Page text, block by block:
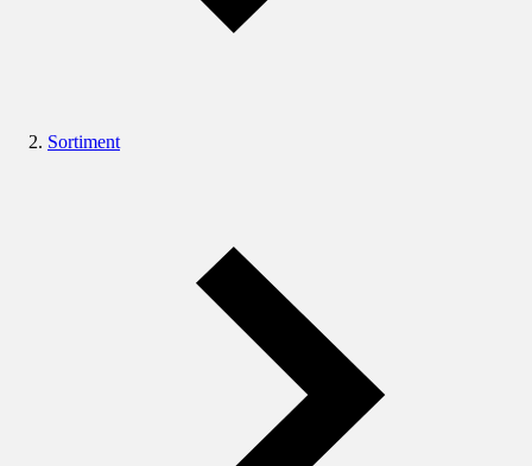
Sortiment